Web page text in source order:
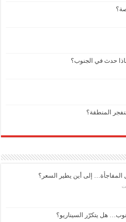
حدث في الجنوب؟
المنطقة؟
إلى أين يطير السعر؟
هل يتكرّر السيناريو؟